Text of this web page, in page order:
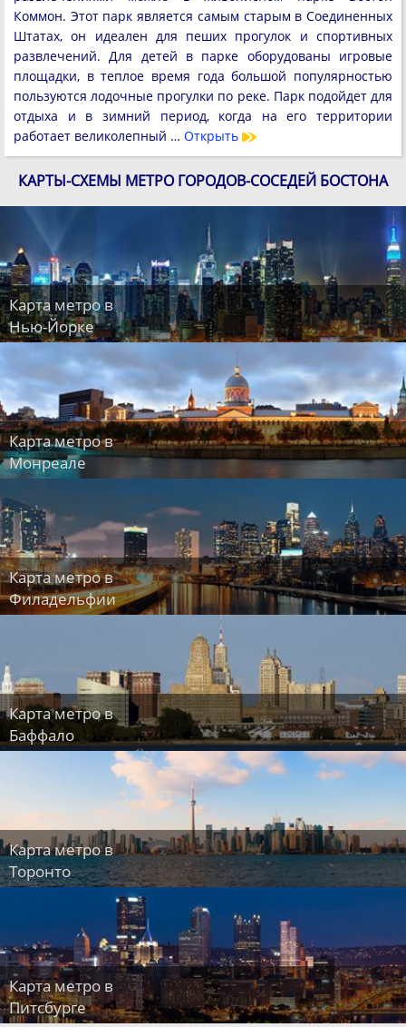
Коммон. Этот парк является самым старым в Соединенных
Штатах, он идеален для пеших прогулок и спортивных
развлечений. Для детей в парке оборудованы игровые
площадки, в теплое время года большой популярностью
пользуются лодочные прогулки по реке. Парк подойдет для
отдыха и в зимний период, когда на его территории
работает великолепный … Открыть
КАРТЫ-СХЕМЫ МЕТРО ГОРОДОВ-СОСЕДЕЙ БОСТОНА
Карта метро в
Нью-Йорке
Карта метро в
Монреале
Карта метро в
Филадельфии
Карта метро в
Баффало
Карта метро в
Торонто
Карта метро в
Питсбурге